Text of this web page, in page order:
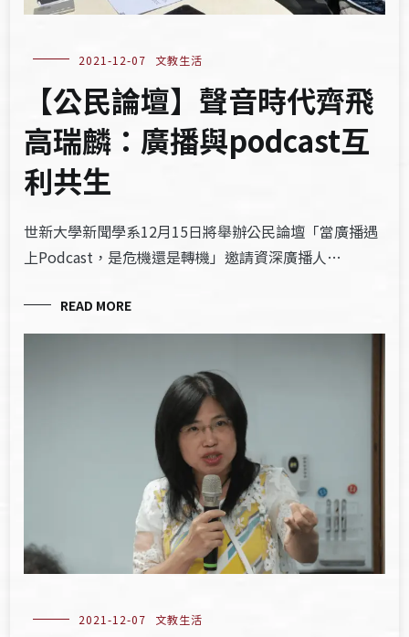
2021-12-07 文教生活
【公民論壇】聲音時代齊飛
高瑞麟：廣播與podcast互
利共生
世新大學新聞學系12月15日將舉辦公民論壇「當廣播遇
上Podcast，是危機還是轉機」邀請資深廣播人…
READ MORE
2021-12-07 文教生活